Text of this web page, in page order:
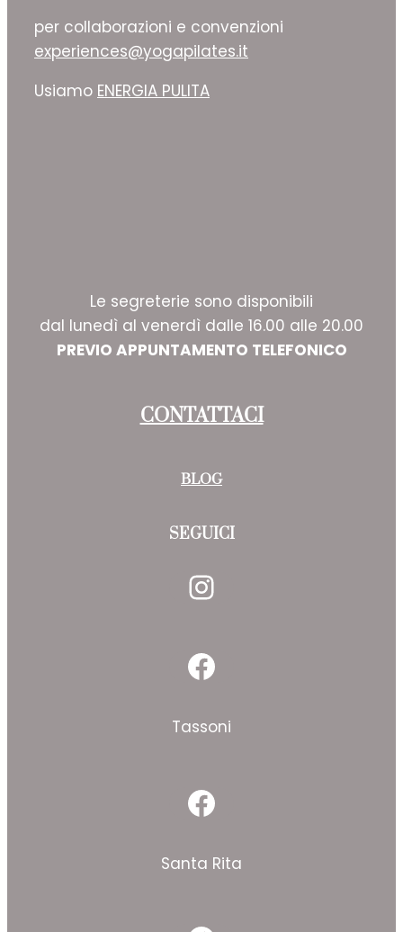
per collaborazioni e convenzioni
experiences@yogapilates.it
Usiamo ENERGIA PULITA
Le segreterie sono disponibili
dal lunedì al venerdì dalle 16.00 alle 20.00
PREVIO APPUNTAMENTO TELEFONICO
CONTATTACI
BLOG
SEGUICI
Instagram
Facebook
Tassoni
Facebook
Santa Rita